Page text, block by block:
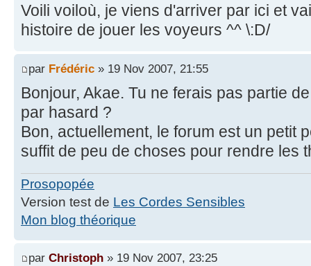
Voili voiloù, je viens d'arriver par ici et
histoire de jouer les voyeurs ^^ \:D/
par Frédéric » 19 Nov 2007, 21:55
Bonjour, Akae. Tu ne ferais pas partie
par hasard ?
Bon, actuellement, le forum est un petit
suffit de peu de choses pour rendre les
Prosopopée
Version test de Les Cordes Sensibles
Mon blog théorique
par Christoph » 19 Nov 2007, 23:25